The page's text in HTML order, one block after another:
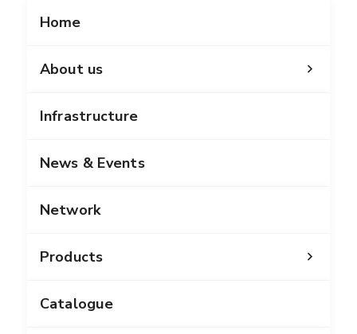
Home
About us
Infrastructure
News & Events
Network
Products
Catalogue